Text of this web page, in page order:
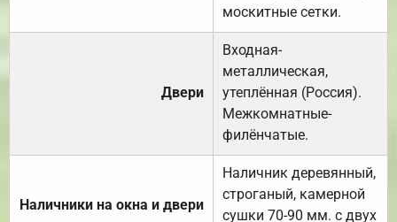
москитные сетки.
Двери
Входная-
металлическая,
утеплённая (Россия).
Межкомнатные-
филёнчатые.
Наличники на окна и двери
Наличник деревянный,
строганый, камерной
сушки 70-90 мм. с двух